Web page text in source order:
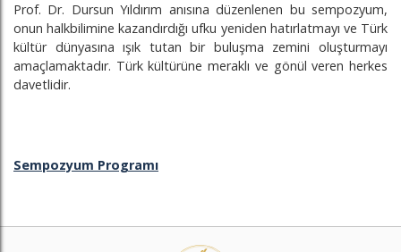
Prof. Dr. Dursun Yıldırım anısına düzenlenen bu sempozyum,
onun halkbilimine kazandırdığı ufku yeniden hatırlatmayı ve Türk
kültür dünyasına ışık tutan bir buluşma zemini oluşturmayı
amaçlamaktadır. Türk kültürüne meraklı ve gönül veren herkes
davetlidir.
Sempozyum Programı